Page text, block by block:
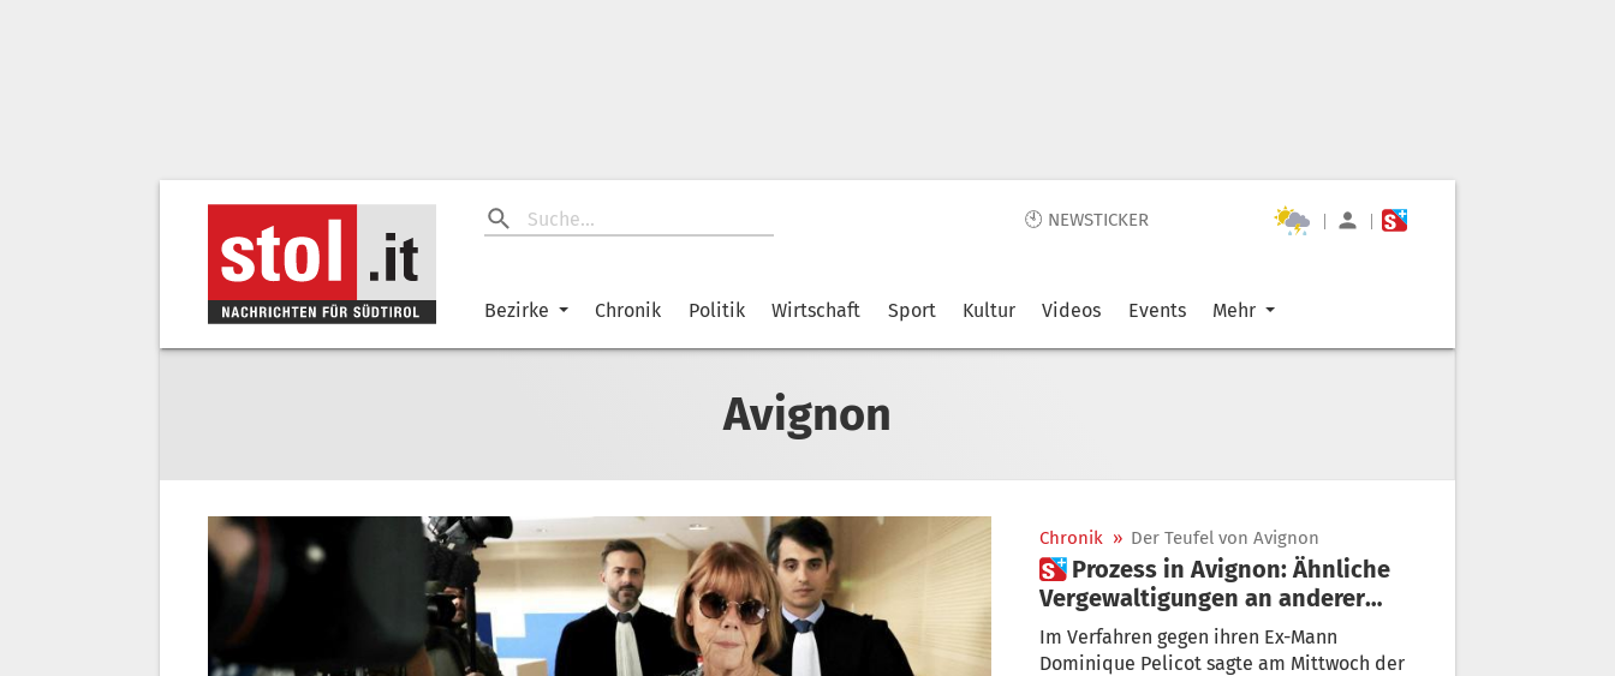
🕙 NEWSTICKER | |
Bezirke Chronik Politik Wirtschaft Sport Kultur Videos Events Mehr
Avignon
Chronik » Der Teufel von Avignon
 Prozess in Avignon: Ähnliche
Vergewaltigungen an anderer
Frau
Im Verfahren gegen ihren Ex-Mann
Dominique Pelicot sagte am Mittwoch der